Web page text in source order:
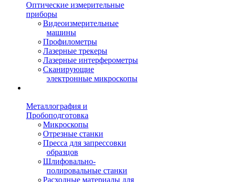
Оптические измерительные
приборы
Видеоизмерительные
машины
Профилометры
Лазерные трекеры
Лазерные интерферометры
Сканирующие
электронные микроскопы
Металлография и
Пробоподготовка
Микроскопы
Отрезные станки
Пресса для запрессовки
образцов
Шлифовально-
полировальные станки
Расходные материалы для